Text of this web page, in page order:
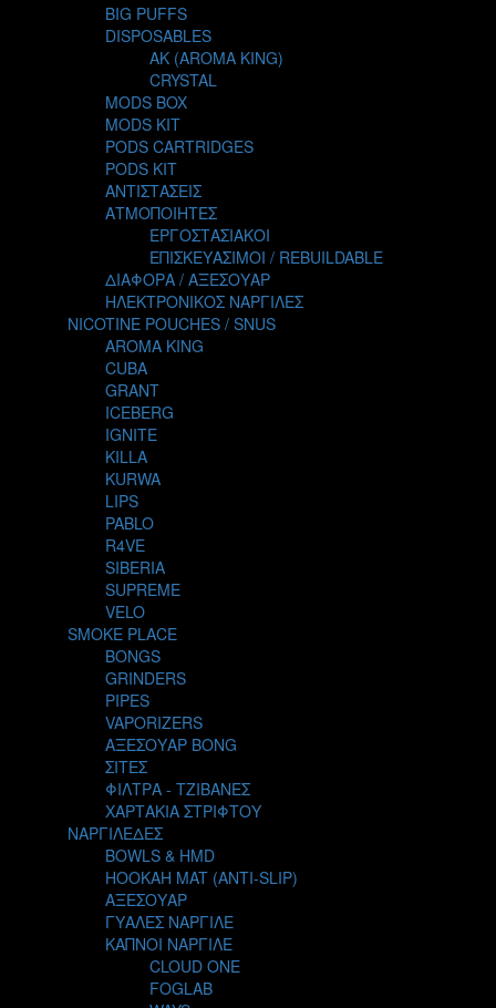
NUBO
OMERTA LIQUIDS
OPMH PROJECT
S-ELF JUICE
SADBOY
SCANDAL
SECRET FOREST
STEAM CITY LIQUIDS
STEAM TRAIN
STEAMPUNK
TALES
TATTOO
THE ALCHEMIST
THE SMOKER'S CLUB
TIKI MAHU
TWIST
VGOD
WILD ZOO
YETI
BIG PUFFS
DISPOSABLES
AK (AROMA KING)
CRYSTAL
MODS BOX
MODS KIT
PODS CARTRIDGES
PODS KIT
ΑΝΤΙΣΤΑΣΕΙΣ
ΑΤΜΟΠΟΙΗΤΕΣ
ΕΡΓΟΣΤΑΣΙΑΚΟΙ
ΕΠΙΣΚΕΥΑΣΙΜΟΙ / REBUILDABLE
ΔΙΑΦΟΡΑ / ΑΞΕΣΟΥΑΡ
ΗΛΕΚΤΡΟΝΙΚΟΣ ΝΑΡΓΙΛΕΣ
NICOTINE POUCHES / SNUS
AROMA KING
CUBA
GRANT
ICEBERG
IGNITE
KILLA
KURWA
LIPS
PABLO
R4VE
SIBERIA
SUPREME
VELO
SMOKE PLACE
BONGS
GRINDERS
PIPES
VAPORIZERS
ΑΞΕΣΟΥΑΡ BONG
ΣΙΤΕΣ
ΦΙΛΤΡΑ - ΤΖΙΒΑΝΕΣ
ΧΑΡΤΑΚΙΑ ΣΤΡΙΦΤΟΥ
ΝΑΡΓΙΛΕΔΕΣ
BOWLS & HMD
HOOKAH MAT (ANTI-SLIP)
ΑΞΕΣΟΥΑΡ
ΓΥΑΛΕΣ ΝΑΡΓΙΛΕ
ΚΑΠΝΟΙ ΝΑΡΓΙΛΕ
CLOUD ONE
FOGLAB